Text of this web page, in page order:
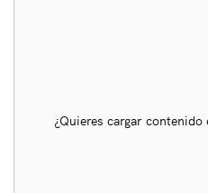
¿Quieres cargar